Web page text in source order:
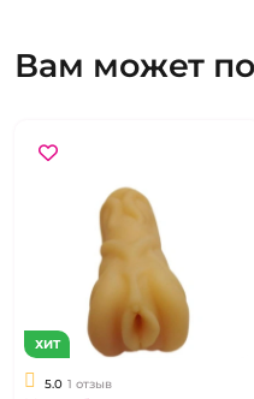
Вам может
ХИТ
5.0 1 отзыв